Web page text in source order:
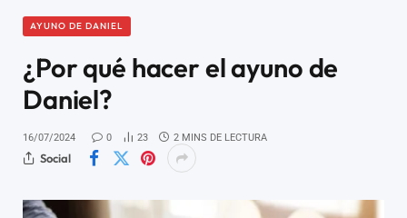
AYUNO DE DANIEL
¿Por qué hacer el ayuno de
Daniel?
16/07/2024 0 23 2 MINS DE LECTURA
Social